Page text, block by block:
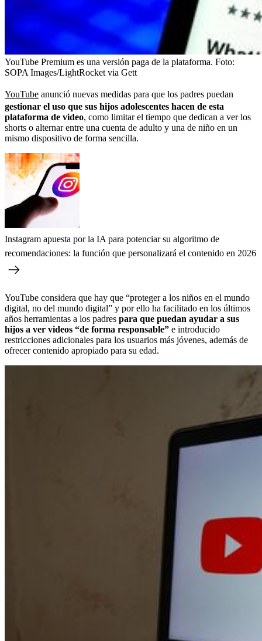
YouTube Premium es una versión paga de la plataforma. Foto:
SOPA Images/LightRocket via Gett
YouTube anunció nuevas medidas para que los padres puedan
gestionar el uso que sus hijos adolescentes hacen de esta
plataforma de video, como limitar el tiempo que dedican a ver los
shorts o alternar entre una cuenta de adulto y una de niño en un
mismo dispositivo de forma sencilla.
Instagram apuesta por la IA para potenciar su algoritmo de
recomendaciones: la función que personalizará el contenido en 2026
YouTube considera que hay que “proteger a los niños en el mundo
digital, no del mundo digital” y por ello ha facilitado en los últimos
años herramientas a los padres para que puedan ayudar a sus
hijos a ver videos “de forma responsable” e introducido
restricciones adicionales para los usuarios más jóvenes, además de
ofrecer contenido apropiado para su edad.